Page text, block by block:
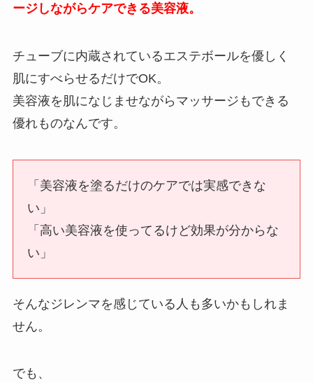
ージしながらケアできる美容液。
チューブに内蔵されているエステボールを優しく
肌にすべらせるだけでOK。
美容液を肌になじませながらマッサージもできる
優れものなんです。
「美容液を塗るだけのケアでは実感できな
い」
「高い美容液を使ってるけど効果が分からな
い」
そんなジレンマを感じている人も多いかもしれま
せん。
でも、